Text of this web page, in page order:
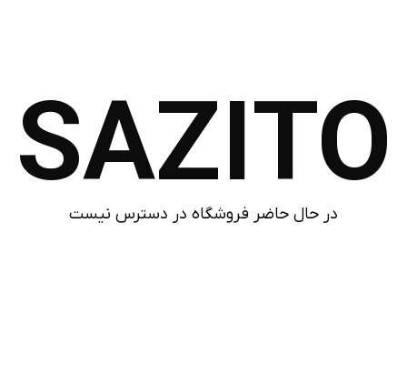
SAZITO
در حال حاضر فروشگاه در دسترس نیست